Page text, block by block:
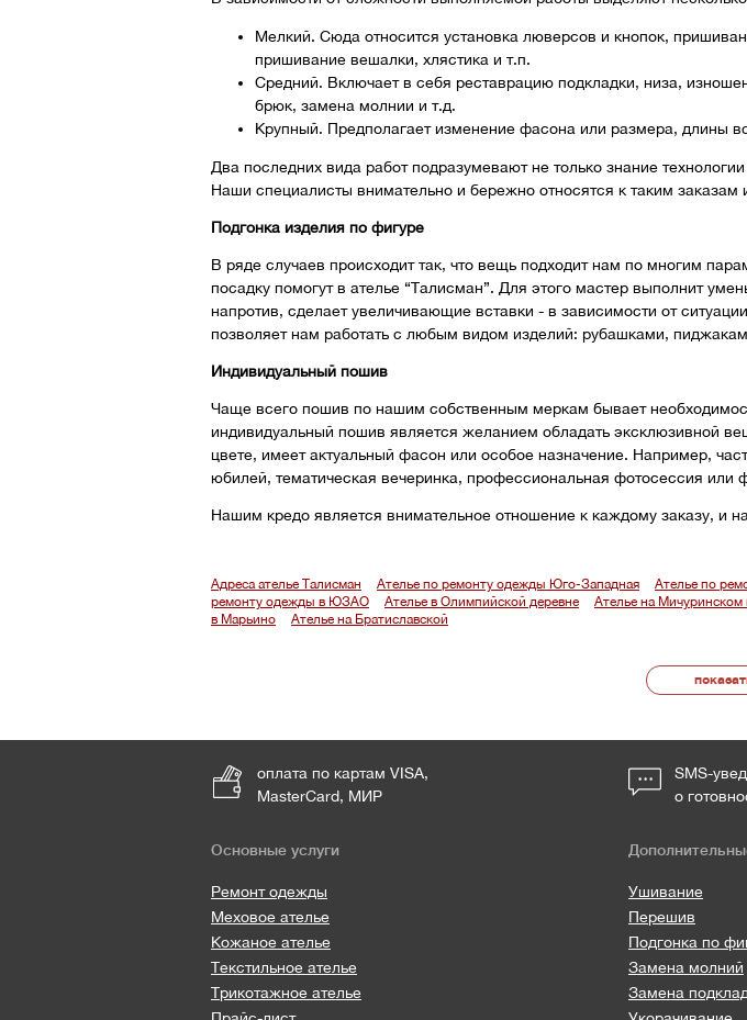
Мелкий. Сюда относится установка люверсов и кнопок,
пришивание вешалки, хлястика и т.п.
Средний. Включает в себя реставрацию подкладки, низа,
брюк, замена молнии и т.д.
Крупный. Предполагает изменение фасона или размера, длины
Два последних вида работ подразумевают не только знание
Наши специалисты внимательно и бережно относятся к таким
Подгонка изделия по фигуре
В ряде случаев происходит так, что вещь подходит нам по многим
посадку помогут в ателье “Талисман”. Для этого мастер выполнит
напротив, сделает увеличивающие вставки - в зависимости от
позволяет нам работать с любым видом изделий: рубашками,
Индивидуальный пошив
Чаще всего пошив по нашим собственным меркам бывает
индивидуальный пошив является желанием обладать эксклюзивной
цвете, имеет актуальный фасон или особое назначение. Например,
юбилей, тематическая вечеринка, профессиональная фотосессия или
Нашим кредо является внимательное отношение к каждому заказу, и
Адреса ателье Талисман Ателье по ремонту одежды Юго-Западная Ателье по
ремонту одежды в ЮЗАО
Ателье в Олимпийской деревне Ателье на Мичуринском
в Марьино
Ателье на Братиславской
оплата по картам VISA,
MasterCard, МИР
Основные услуги
Ремонт одежды
Меховое ателье
Кожаное ателье
Текстильное ателье
Трикотажное ателье
SMS-
о
Ушивание
Перешив
Подгонка по
Замена молний
Замена